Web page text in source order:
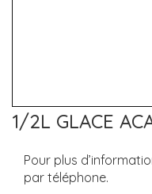
1/2L GLACE
Pour plus
par téléphone.